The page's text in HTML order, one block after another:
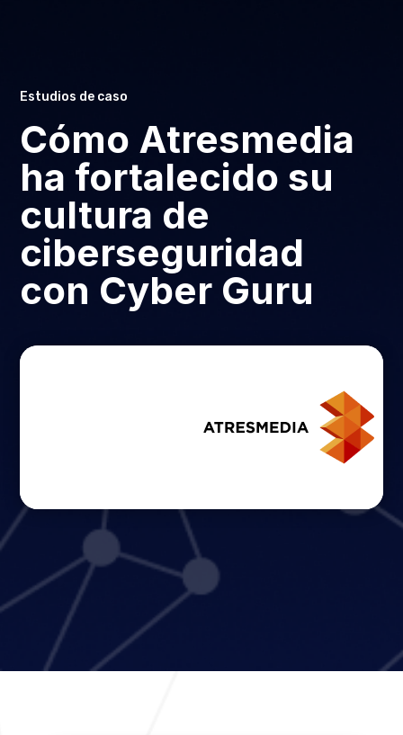
Estudios de caso
Cómo Atresmedia
ha fortalecido su
cultura de
ciberseguridad
con Cyber Guru